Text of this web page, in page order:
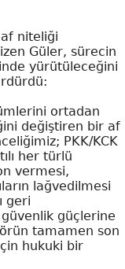
niteliği
Güler, sürecin
yürütüleceğini
ortadan
değiştiren bir af
PKK/KCK
her türlü
vermesi,
lağvedilmesi
geri
güçlerine
tamamen son
hukuki bir